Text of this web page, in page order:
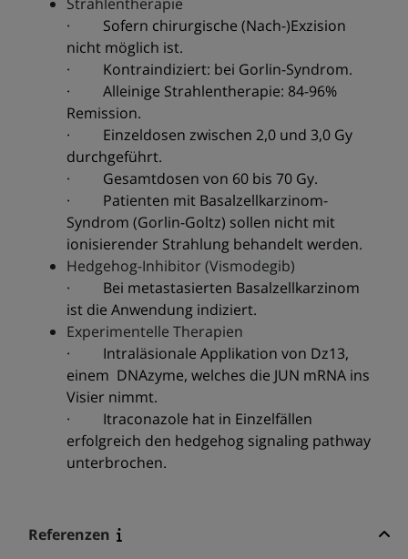
Strahlentherapie
· Sofern chirurgische (Nach-)Exzision
nicht möglich ist.
· Kontraindiziert: bei Gorlin-Syndrom.
· Alleinige Strahlentherapie: 84-96%
Remission.
· Einzeldosen zwischen 2,0 und 3,0 Gy
durchgeführt.
· Gesamtdosen von 60 bis 70 Gy.
· Patienten mit Basalzellkarzinom-
Syndrom (Gorlin-Goltz) sollen nicht mit
ionisierender Strahlung behandelt werden.
Hedgehog-Inhibitor (Vismodegib)
· Bei metastasierten Basalzellkarzinom
ist die Anwendung indiziert.
Experimentelle Therapien
· Intraläsionale Applikation von Dz13,
einem DNAzyme, welches die JUN mRNA ins
Visier nimmt.
· Itraconazole hat in Einzelfällen
erfolgreich den hedgehog signaling pathway
unterbrochen.
Referenzen